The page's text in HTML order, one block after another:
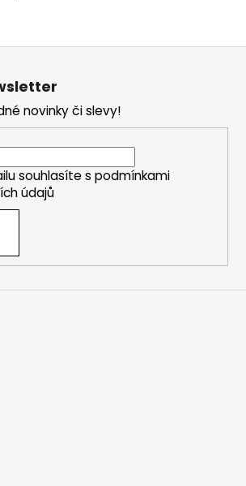
novinky či slevy!
souhlasíte s podmínkami
údajů